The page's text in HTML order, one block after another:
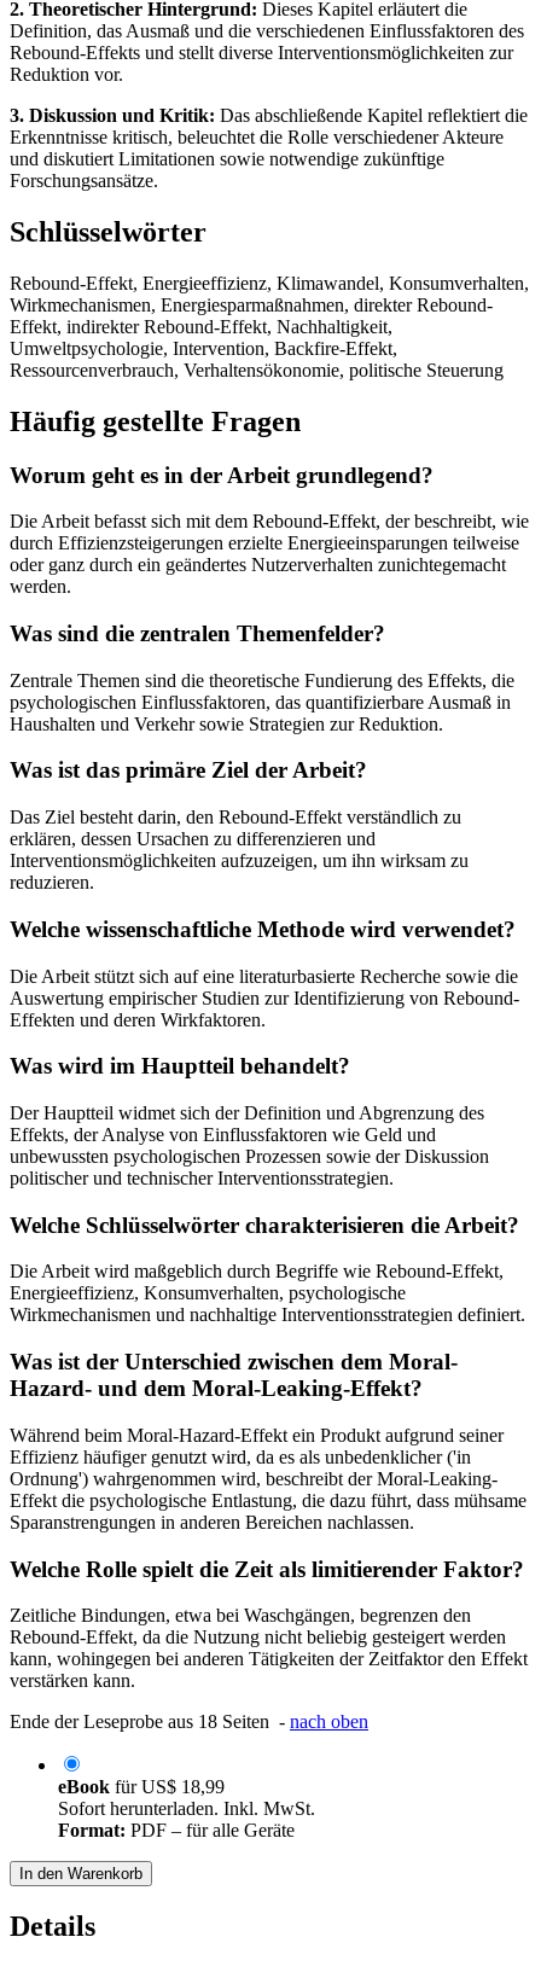
2. Theoretischer Hintergrund: Dieses Kapitel erläutert die
Definition, das Ausmaß und die verschiedenen Einflussfaktoren des
Rebound-Effekts und stellt diverse Interventionsmöglichkeiten zur
Reduktion vor.
3. Diskussion und Kritik: Das abschließende Kapitel reflektiert die
Erkenntnisse kritisch, beleuchtet die Rolle verschiedener Akteure
und diskutiert Limitationen sowie notwendige zukünftige
Forschungsansätze.
Schlüsselwörter
Rebound-Effekt, Energieeffizienz, Klimawandel, Konsumverhalten,
Wirkmechanismen, Energiesparmaßnahmen, direkter Rebound-
Effekt, indirekter Rebound-Effekt, Nachhaltigkeit,
Umweltpsychologie, Intervention, Backfire-Effekt,
Ressourcenverbrauch, Verhaltensökonomie, politische Steuerung
Häufig gestellte Fragen
Worum geht es in der Arbeit grundlegend?
Die Arbeit befasst sich mit dem Rebound-Effekt, der beschreibt, wie
durch Effizienzsteigerungen erzielte Energieeinsparungen teilweise
oder ganz durch ein geändertes Nutzerverhalten zunichtegemacht
werden.
Was sind die zentralen Themenfelder?
Zentrale Themen sind die theoretische Fundierung des Effekts, die
psychologischen Einflussfaktoren, das quantifizierbare Ausmaß in
Haushalten und Verkehr sowie Strategien zur Reduktion.
Was ist das primäre Ziel der Arbeit?
Das Ziel besteht darin, den Rebound-Effekt verständlich zu
erklären, dessen Ursachen zu differenzieren und
Interventionsmöglichkeiten aufzuzeigen, um ihn wirksam zu
reduzieren.
Welche wissenschaftliche Methode wird verwendet?
Die Arbeit stützt sich auf eine literaturbasierte Recherche sowie die
Auswertung empirischer Studien zur Identifizierung von Rebound-
Effekten und deren Wirkfaktoren.
Was wird im Hauptteil behandelt?
Der Hauptteil widmet sich der Definition und Abgrenzung des
Effekts, der Analyse von Einflussfaktoren wie Geld und
unbewussten psychologischen Prozessen sowie der Diskussion
politischer und technischer Interventionsstrategien.
Welche Schlüsselwörter charakterisieren die Arbeit?
Die Arbeit wird maßgeblich durch Begriffe wie Rebound-Effekt,
Energieeffizienz, Konsumverhalten, psychologische
Wirkmechanismen und nachhaltige Interventionsstrategien definiert.
Was ist der Unterschied zwischen dem Moral-
Hazard- und dem Moral-Leaking-Effekt?
Während beim Moral-Hazard-Effekt ein Produkt aufgrund seiner
Effizienz häufiger genutzt wird, da es als unbedenklicher ('in
Ordnung') wahrgenommen wird, beschreibt der Moral-Leaking-
Effekt die psychologische Entlastung, die dazu führt, dass mühsame
Sparanstrengungen in anderen Bereichen nachlassen.
Welche Rolle spielt die Zeit als limitierender Faktor?
Zeitliche Bindungen, etwa bei Waschgängen, begrenzen den
Rebound-Effekt, da die Nutzung nicht beliebig gesteigert werden
kann, wohingegen bei anderen Tätigkeiten der Zeitfaktor den Effekt
verstärken kann.
Ende der Leseprobe aus 18 Seiten - nach oben
eBook fürUS$ 18,99
Sofort herunterladen. Inkl. MwSt.
Format: PDF – für alle Geräte
In den Warenkorb
Details